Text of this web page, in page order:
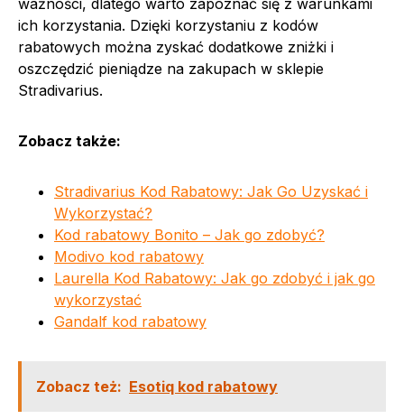
ich korzystania. Dzięki korzystaniu z kodów
rabatowych można zyskać dodatkowe zniżki i
oszczędzić pieniądze na zakupach w sklepie
Stradivarius.
Zobacz także:
Stradivarius Kod Rabatowy: Jak Go Uzyskać i
Wykorzystać?
Kod rabatowy Bonito – Jak go zdobyć?
Modivo kod rabatowy
Laurella Kod Rabatowy: Jak go zdobyć i jak go
wykorzystać
Gandalf kod rabatowy
Zobacz też: Esotiq kod rabatowy